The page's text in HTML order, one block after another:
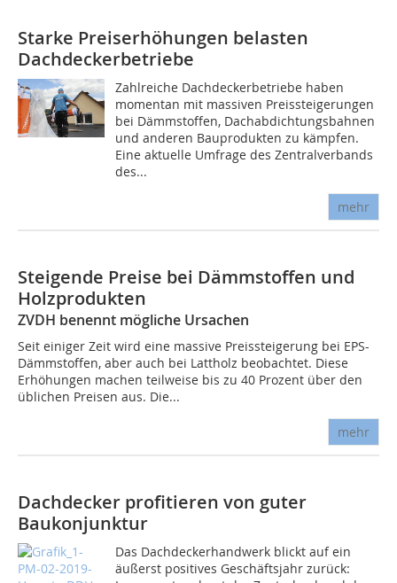
Starke Preiserhöhungen belasten
Dachdeckerbetriebe
Zahlreiche Dachdeckerbetriebe haben
momentan mit massiven Preissteigerungen
bei Dämmstoffen, Dachabdichtungsbahnen
und anderen Bauprodukten zu kämpfen.
Eine aktuelle Umfrage des Zentralverbands
des...
mehr
Steigende Preise bei Dämmstoffen und
Holzprodukten
ZVDH benennt mögliche Ursachen
Seit einiger Zeit wird eine massive Preissteigerung bei EPS-
Dämmstoffen, aber auch bei Lattholz beobachtet. Diese
Erhöhungen machen teilweise bis zu 40 Prozent über den
üblichen Preisen aus. Die...
mehr
Dachdecker profitieren von guter
Baukonjunktur
Das Dachdeckerhandwerk blickt auf ein
äußerst positives Geschäftsjahr zurück: